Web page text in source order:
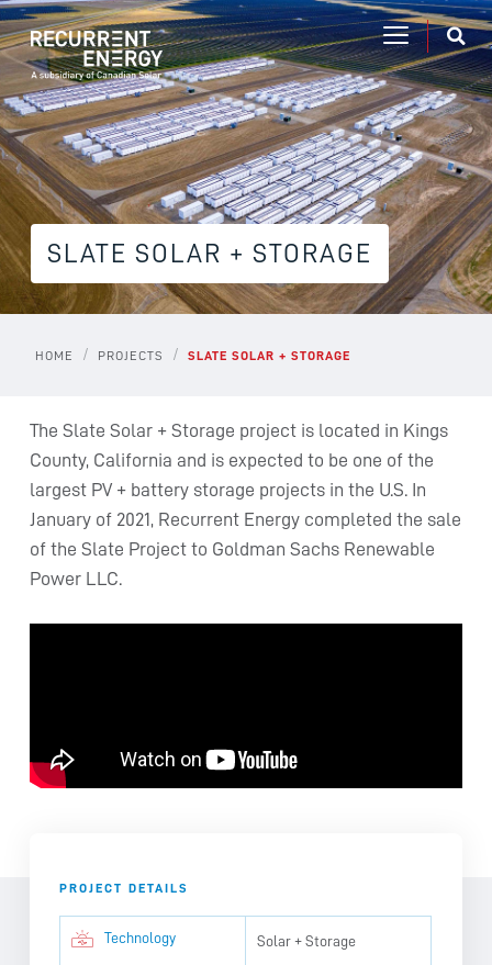
SLATE SOLAR + STORAGE
HOME / PROJECTS / SLATE SOLAR + STORAGE
The Slate Solar + Storage project is located in Kings
County, California and is expected to be one of the
largest PV + battery storage projects in the U.S. In
January of 2021, Recurrent Energy completed the sale
of the Slate Project to Goldman Sachs Renewable
Power LLC.
PROJECT DETAILS
Technology Solar + Storage